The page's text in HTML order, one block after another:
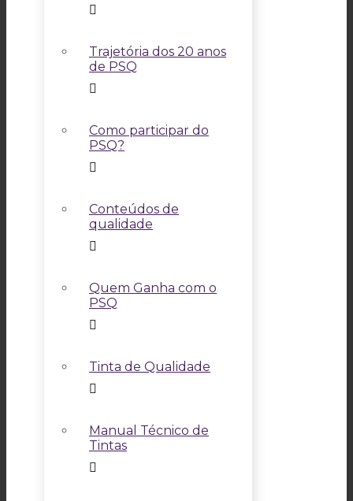
Trajetória dos 20 anos
de PSQ
Como participar do
PSQ?
Conteúdos de
qualidade
Quem Ganha com o
PSQ
Tinta de Qualidade
Manual Técnico de
Tintas